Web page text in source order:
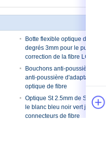
Botte flexible optique de la
degrés 3mm pour le pullover
correction de la fibre LC
Bouchons anti-poussière
anti-poussière d'adaptateur
optique de fibre
Optique St 2.5mm de Sc FC
le blanc bleu noir vert jaune
connecteurs de fibre